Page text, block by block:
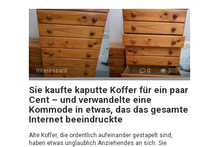
Interessant 0 305
Sie kaufte kaputte Koffer für ein paar
Cent – und verwandelte eine
Kommode in etwas, das das gesamte
Internet beeindruckte
Alte Koffer, die ordentlich aufeinander gestapelt sind,
haben etwas unglaublich Anziehendes an sich. Sie